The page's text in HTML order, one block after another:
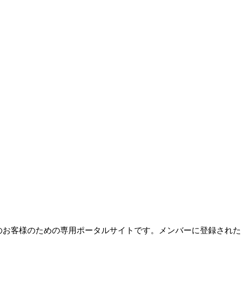
お客様のための専用ポータルサイトです。メンバーに登録さ